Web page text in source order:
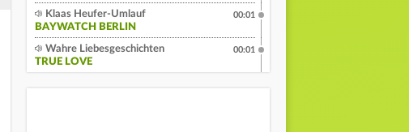
Klaas Heufer-Umlauf
BAYWATCH BERLIN
00:01
Wahre Liebesgeschichten
TRUE LOVE
00:01